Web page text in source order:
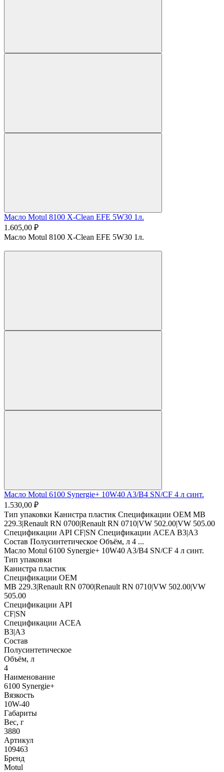
Масло Motul 8100 X-Clean EFE 5W30 1л.
1.605,00 ₽
Масло Motul 8100 X-Clean EFE 5W30 1л.
Масло Motul 6100 Synergie+ 10W40 A3/B4 SN/CF 4 л синт.
1.530,00 ₽
Тип упаковки Канистра пластик Спецификации OEM MB
229.3|Renault RN 0700|Renault RN 0710|VW 502.00|VW 505.00
Спецификации API CF|SN Спецификации ACEA B3|A3
Состав Полусинтетическое Объём, л 4 ...
Масло Motul 6100 Synergie+ 10W40 A3/B4 SN/CF 4 л синт.
Тип упаковки
Канистра пластик
Спецификации OEM
MB 229.3|Renault RN 0700|Renault RN 0710|VW 502.00|VW
505.00
Спецификации API
CF|SN
Спецификации ACEA
B3|A3
Состав
Полусинтетическое
Объём, л
4
Наименование
6100 Synergie+
Вязкость
10W-40
Габариты
Вес, г
3880
Артикул
109463
Бренд
Motul